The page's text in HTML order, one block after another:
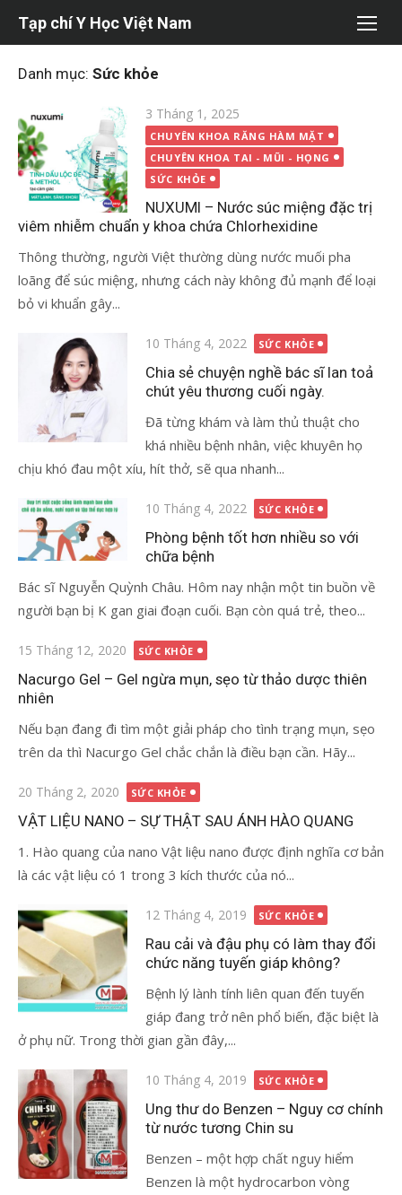
dung
Tạp chí Y Học Việt Nam
Danh mục: Sức khỏe
Đăng
vào
3 Tháng 1, 2025
CHUYÊN KHOA RĂNG HÀM MẶT
CHUYÊN KHOA TAI - MŨI - HỌNG
SỨC KHỎE
NUXUMI – Nước súc miệng đặc trị
viêm nhiễm chuẩn y khoa chứa Chlorhexidine
Thông thường, người Việt thường dùng nước muối pha
loãng để súc miệng, nhưng cách này không đủ mạnh để loại
bỏ vi khuẩn gây...
Đăng
vào
10 Tháng 4, 2022 SỨC KHỎE
Chia sẻ chuyện nghề bác sĩ lan toả
chút yêu thương cuối ngày.
Đã từng khám và làm thủ thuật cho
khá nhiều bệnh nhân, việc khuyên họ
chịu khó đau một xíu, hít thở, sẽ qua nhanh...
Đăng
vào
10 Tháng 4, 2022 SỨC KHỎE
Phòng bệnh tốt hơn nhiều so với
chữa bệnh
Bác sĩ Nguyễn Quỳnh Châu. Hôm nay nhận một tin buồn về
người bạn bị K gan giai đoạn cuối. Bạn còn quá trẻ, theo...
Đăng
vào
15 Tháng 12, 2020 SỨC KHỎE
Nacurgo Gel – Gel ngừa mụn, sẹo từ thảo dược thiên
nhiên
Nếu bạn đang đi tìm một giải pháp cho tình trạng mụn, sẹo
trên da thì Nacurgo Gel chắc chắn là điều bạn cần. Hãy...
Đăng
vào
20 Tháng 2, 2020 SỨC KHỎE
VẬT LIỆU NANO – SỰ THẬT SAU ÁNH HÀO QUANG
1. Hào quang của nano Vật liệu nano được định nghĩa cơ bản
là các vật liệu có 1 trong 3 kích thước của nó...
Đăng
vào
12 Tháng 4, 2019 SỨC KHỎE
Rau cải và đậu phụ có làm thay đổi
chức năng tuyến giáp không?
Bệnh lý lành tính liên quan đến tuyến
giáp đang trở nên phổ biến, đặc biệt là
ở phụ nữ. Trong thời gian gần đây,...
Đăng
vào
10 Tháng 4, 2019 SỨC KHỎE
Ung thư do Benzen – Nguy cơ chính
từ nước tương Chin su
Benzen – một hợp chất nguy hiểm
Benzen là một hydrocarbon vòng